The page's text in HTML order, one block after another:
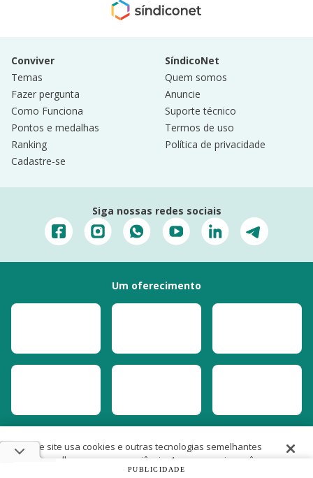
Conviver
Temas
Fazer pergunta
Como Funciona
Pontos e medalhas
Ranking
Cadastre-se
SíndicoNet
Quem somos
Anuncie
Suporte técnico
Termos de uso
Política de privacidade
Siga nossas redes sociais
Um oferecimento
PUBLICIDADE
Este site usa cookies e outras tecnologias semelhantes
para melhorar a sua experiência. Ao prosseguir, você
Políticas de Cookies e de